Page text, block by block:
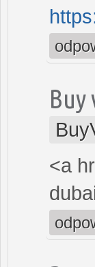
Buy
<a